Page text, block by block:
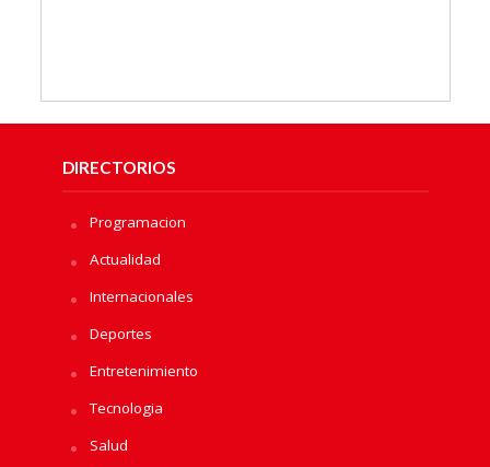
DIRECTORIOS
Programacion
Actualidad
Internacionales
Deportes
Entretenimiento
Tecnologia
Salud